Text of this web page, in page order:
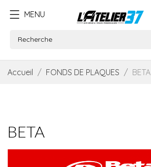
MENU
Accueil FONDS DE PLAQUES BETA
BETA